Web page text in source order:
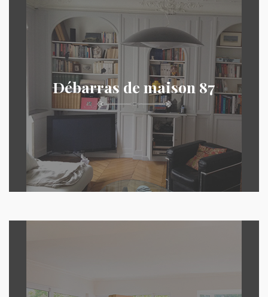
Débarras de maison 87